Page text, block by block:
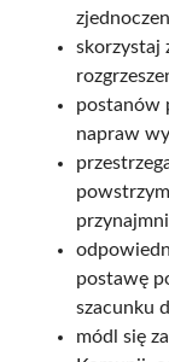
skorzystaj
postanów
napraw
postawę
szacunku
módl się